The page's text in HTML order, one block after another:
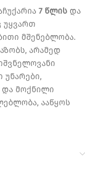
7 წლის და
უყვართ
მშენებლობა.
არამედ
და მოქნილი
ააწყოს